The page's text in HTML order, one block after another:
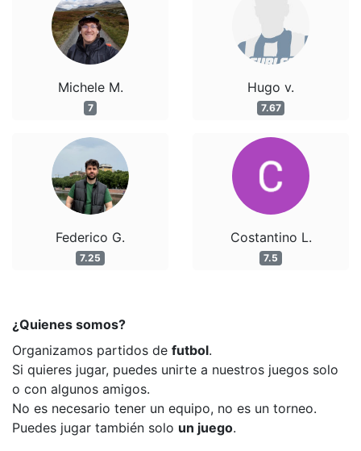
Michele M.
7
Federico G.
7.25
Hugo v.
7.67
Costantino L.
7.5
¿Quienes somos?
Organizamos partidos de futbol.
Si quieres jugar, puedes unirte a nuestros juegos solo
o con algunos amigos.
No es necesario tener un equipo, no es un torneo.
Puedes jugar también solo un juego.